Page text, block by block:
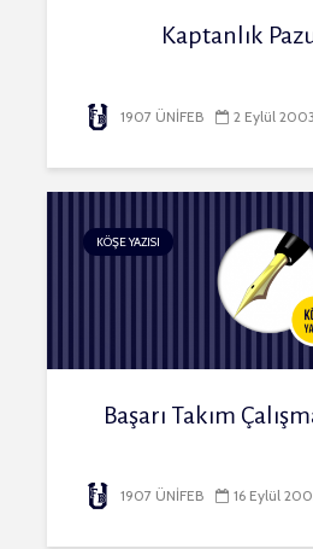
Kaptanlık
1907 ÜNİFEB 2 Eylül 2003
KÖŞE YAZISI
Başarı Takım
1907 ÜNİFEB 16 Eylül